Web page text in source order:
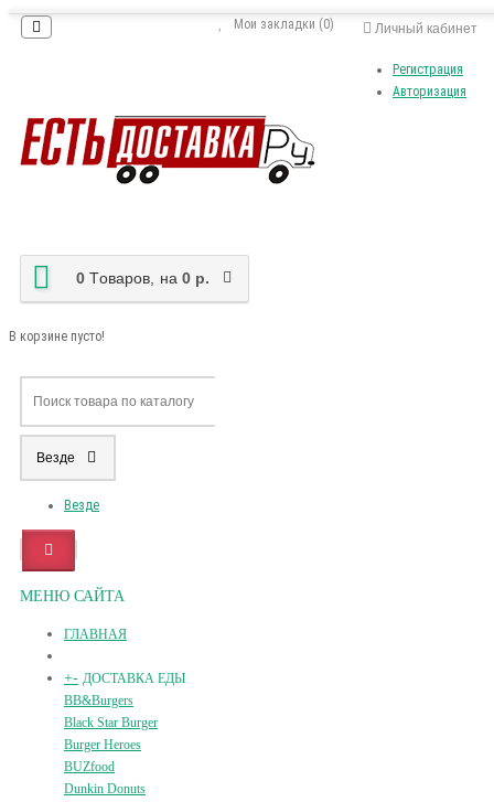
Личный кабинет
Регистрация
Авторизация
Мои закладки (0)
0 Tоваров, на 0 р.
В корзине пусто!
Везде
Везде
МЕНЮ САЙТА
ГЛАВНАЯ
+- ДОСТАВКА ЕДЫ
BB&Burgers
Black Star Burger
Burger Heroes
BUZfood
Dunkin Donuts